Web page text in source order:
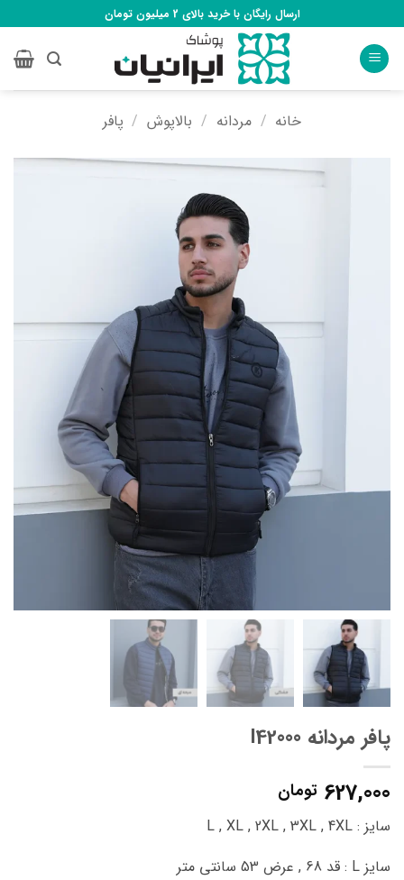
to
content
ارسال رایگان با خرید بالای 2 میلیون تومان
خانه / مردانه / بالاپوش / پافر
پافر مردانه I42000
627,000 تومان
سایز : L , XL , 2XL , 3XL , 4XL
سایز L : قد 68 , عرض 53 سانتی متر